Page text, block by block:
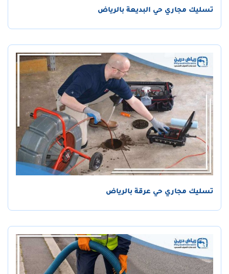
تسليك مجاري حي البديعة بالرياض
تسليك مجاري حي عرقة بالرياض